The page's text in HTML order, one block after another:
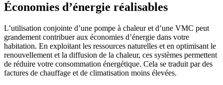
Économies d’énergie réalisables
L’utilisation conjointe d’une pompe à chaleur et d’une VMC peut
grandement contribuer aux économies d’énergie dans votre
habitation. En exploitant les ressources naturelles et en optimisant le
renouvellement et la diffusion de la chaleur, ces systèmes permettent
de réduire votre consommation énergétique. Cela se traduit par des
factures de chauffage et de climatisation moins élevées.